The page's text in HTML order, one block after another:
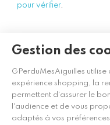
Gestion des
GPerduMesAiguilles
expérience shopping, la
permettent d'assurer le
l'audience et de vous
adaptés à vos
pour vérifier.